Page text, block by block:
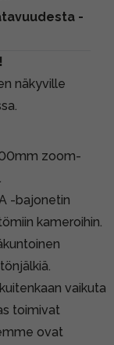
-
näkyville
zoom-
-bajonetin
kameroihin.
vaikuta
toimivat
ovat